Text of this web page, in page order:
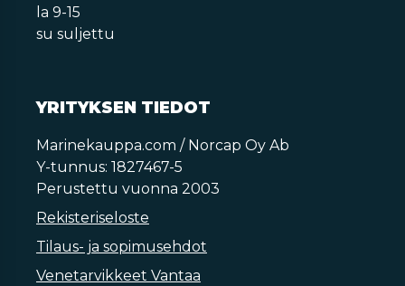
la 9-15
su suljettu
YRITYKSEN TIEDOT
Marinekauppa.com / Norcap Oy Ab
Y-tunnus: 1827467-5
Perustettu vuonna 2003
Rekisteriseloste
Tilaus- ja sopimusehdot
Venetarvikkeet Vantaa